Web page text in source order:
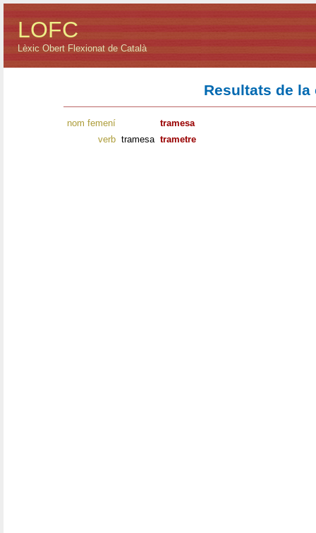
LOFC
Lèxic Obert Flexionat de Català
Resultats de la
nom femení
tramesa
verb tramesa trametre